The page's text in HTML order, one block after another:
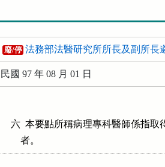
廢/停 法務部法醫研究所所長及副所長
民國 97 年 08 月 01 日
六  本要點所稱病理專科醫師係指
    者。